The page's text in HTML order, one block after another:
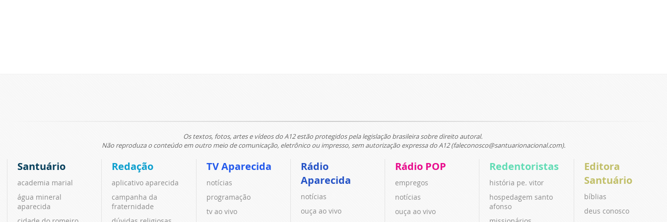
Os textos, fotos, artes e vídeos do A12 estão protegidos pela legislação brasileira sobre direito autoral.
Não reproduza o conteúdo em outro meio de comunicação, eletrônico ou impresso, sem autorização expressa do A12 (faleconosco@santuarionacional.com).
Santuário
academia marial
água mineral
aparecida
Redação
aplicativo aparecida
campanha da
fraternidade
TV Aparecida
notícias
programação
tv ao vivo
Rádio
Aparecida
notícias
ouça ao vivo
Rádio POP
empregos
notícias
ouça ao vivo
Redentoristas
história pe. vitor
hospedagem santo
afonso
Editora
Santuário
bíblias
deus conosco